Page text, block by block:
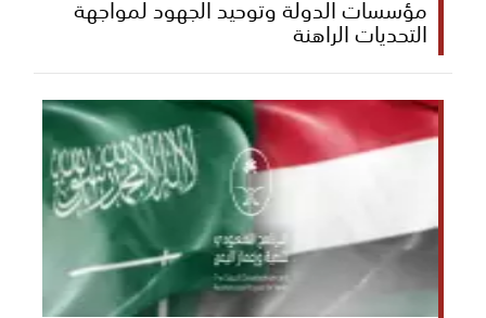
مؤسسات الدولة وتوحيد الجهود لمواجهة
التحديات الراهنة